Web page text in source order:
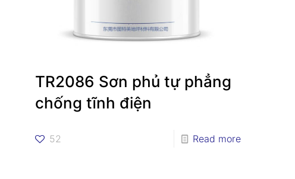
TR2086 Sơn phủ tự phẳng
chống tĩnh điện
52 Read more